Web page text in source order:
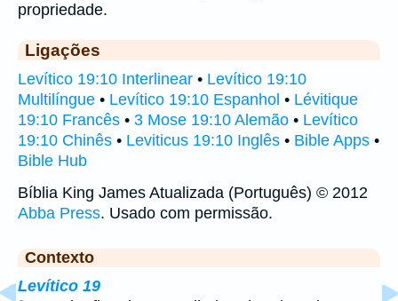
propriedade.
Ligações
Levítico 19:10 Interlinear • Levítico 19:10
Multilíngue • Levítico 19:10 Espanhol • Lévitique
19:10 Francês • 3 Mose 19:10 Alemão • Levítico
19:10 Chinês • Leviticus 19:10 Inglês • Bible Apps •
Bible Hub
Bíblia King James Atualizada (Português) © 2012
Abba Press. Usado com permissão.
Contexto
Levítico 19